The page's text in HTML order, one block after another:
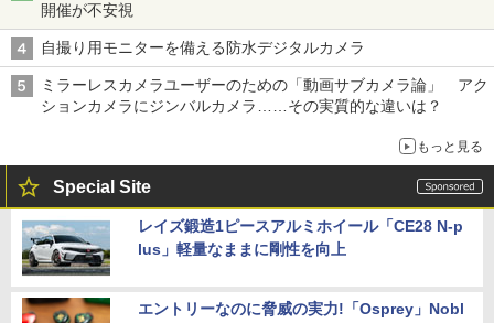
開催が不安視
自撮り用モニターを備える防水デジタルカメラ
ミラーレスカメラユーザーのための「動画サブカメラ論」 アク
ションカメラにジンバルカメラ……その実質的な違いは？
もっと見る
Special Site
レイズ鍛造1ピースアルミホイール「CE28 N-p
lus」軽量なままに剛性を向上
エントリーなのに脅威の実力!「Osprey」Nobl